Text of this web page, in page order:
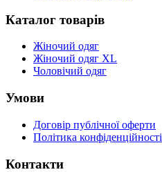
Каталог товарів
Жіночий одяг
Жіночий одяг XL
Чоловічий одяг
Умови
Договір публічної оферти
Політика конфіденційності
Контакти